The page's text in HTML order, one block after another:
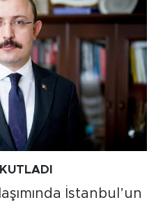
İstanbul’un